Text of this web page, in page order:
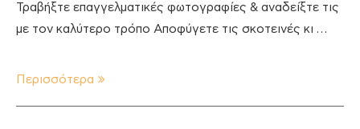
Τραβήξτε επαγγελματικές φωτογραφίες & αναδείξτε τις
με τον καλύτερο τρόπο Αποφύγετε τις σκοτεινές κι …
Περισσότερα